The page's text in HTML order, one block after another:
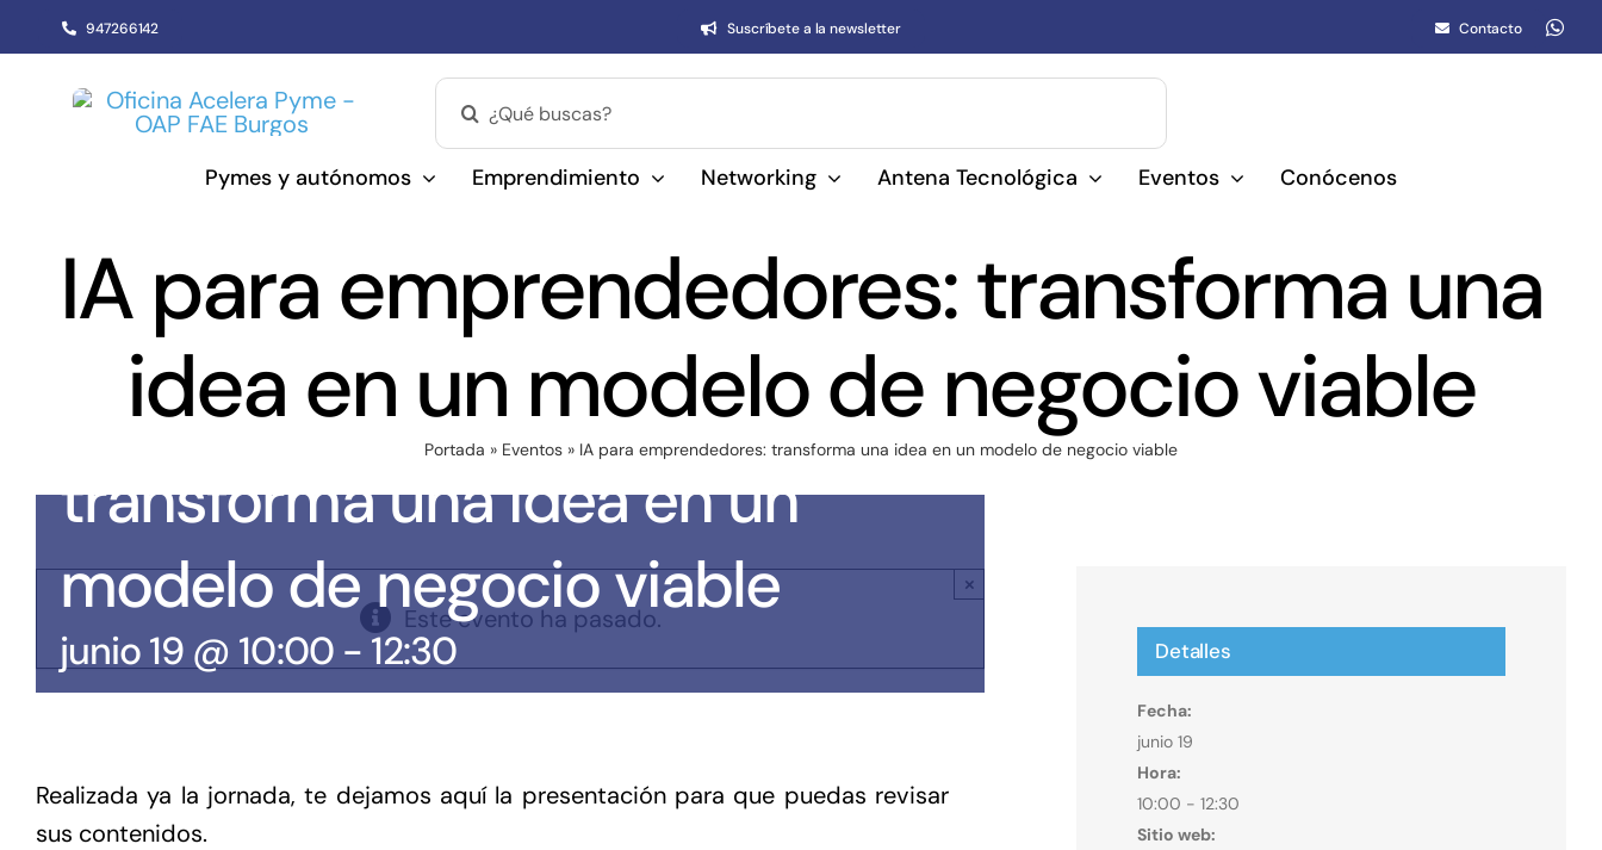
al
contenido
947266142 Suscríbete a la newsletter Contacto
Buscar:
Pymes y autónomos Emprendimiento Networking Antena Tecnológica Eventos Conócenos
IA para emprendedores: transforma una
idea en un modelo de negocio viable
Portada » Eventos » IA para emprendedores: transforma una idea en un modelo de negocio viable
Este evento ha pasado.
×
IA para emprendedores:
transforma una idea en un
modelo de negocio viable
junio 19 @ 10:00- 12:30
Realizada ya la jornada, te dejamos aquí la presentación para que puedas revisar
sus contenidos.
Detalles
Fecha:
junio 19
Hora:
10:00 - 12:30
Sitio web: